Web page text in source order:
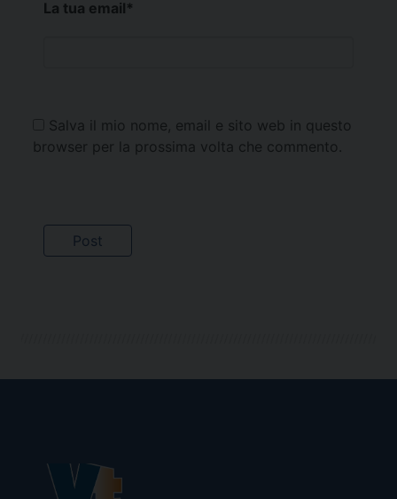
La tua email*
Salva il mio nome, email e sito web in questo
browser per la prossima volta che commento.